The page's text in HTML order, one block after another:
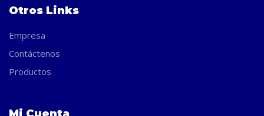
Otros Links
Empresa
Contáctenos
Productos